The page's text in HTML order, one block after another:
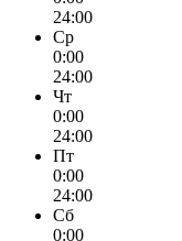
24:00
Ср
0:00
24:00
Чт
0:00
24:00
Пт
0:00
24:00
Сб
0:00